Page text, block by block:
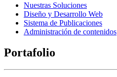
Nuestras Soluciones
Diseño y Desarrollo Web
Sistema de Publicaciones
Administración de contenidos
Portafolio